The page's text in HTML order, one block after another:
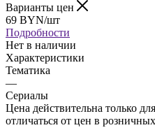
Варианты цен
69 BYN/шт
Подробности
Нет в наличии
Характеристики
Тематика
—
Сериалы
Цена действительна только
отличаться от цен в